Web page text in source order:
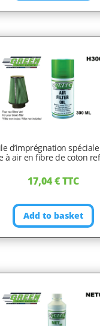
d’imprégnation
à air en fibre de coton
17,04€ TTC
Add to basket